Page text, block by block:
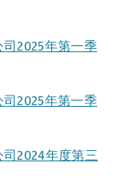
2025年第一季
2025年第一季
2024年度第三